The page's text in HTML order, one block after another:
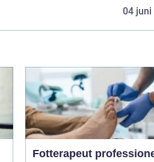
04 juni
Fotterapeut professionell